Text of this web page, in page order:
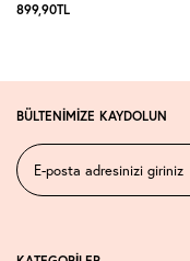
899,90TL
BÜLTENİMİZE KAYDOLUN